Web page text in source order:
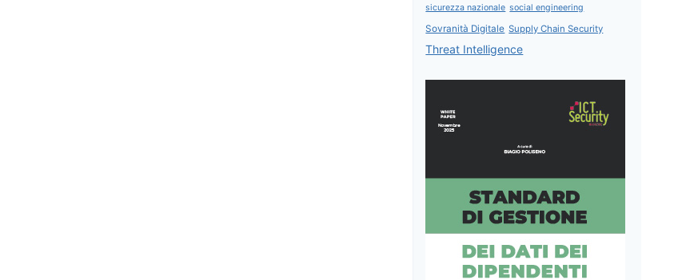
sicurezza nazionale social engineering
Sovranità Digitale Supply Chain Security
Threat Intelligence